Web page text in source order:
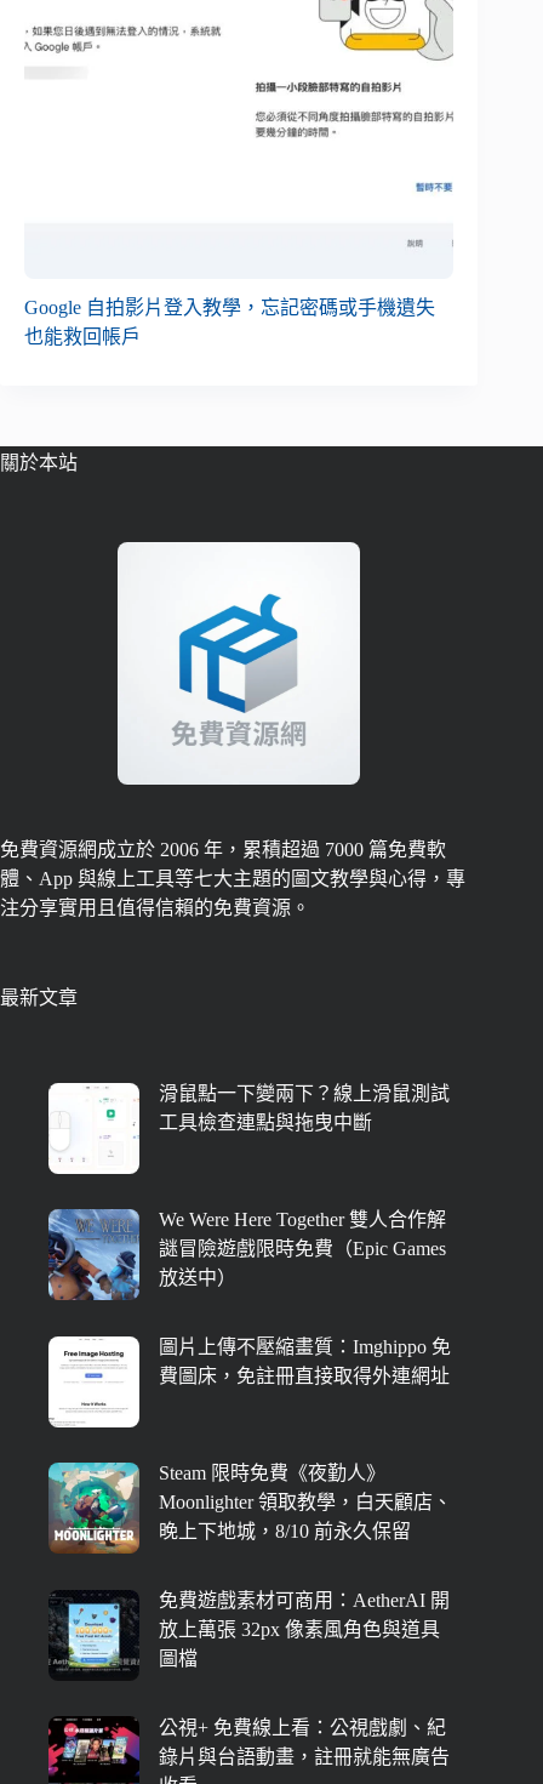
Google 自拍影片登入教學，忘記密碼或手機遺失
也能救回帳戶
關於本站
免費資源網成立於 2006 年，累積超過 7000 篇免費軟
體、App 與線上工具等七大主題的圖文教學與心得，專
注分享實用且值得信賴的免費資源。
最新文章
滑鼠點一下變兩下？線上滑鼠測試
工具檢查連點與拖曳中斷
We Were Here Together 雙人合作解
謎冒險遊戲限時免費（Epic Games
放送中）
圖片上傳不壓縮畫質：Imghippo 免
費圖床，免註冊直接取得外連網址
Steam 限時免費《夜勤人》
Moonlighter 領取教學，白天顧店、
晚上下地城，8/10 前永久保留
免費遊戲素材可商用：AetherAI 開
放上萬張 32px 像素風角色與道具
圖檔
公視+ 免費線上看：公視戲劇、紀
錄片與台語動畫，註冊就能無廣告